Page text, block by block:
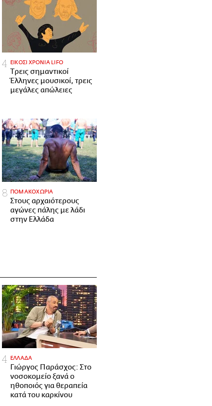
ΕΙΚΟΣΙ ΧΡΟΝΙΑ LIFO
Tρεις σημαντικοί
Έλληνες μουσικοί, τρεις
μεγάλες απώλειες
ΠΟΜΑΚΟΧΩΡΙΑ
Στους αρχαιότερους
αγώνες πάλης με λάδι
στην Ελλάδα
ΕΛΛΑΔΑ
Γιώργος Παράσχος: Στο
νοσοκομείο ξανά ο
ηθοποιός για θεραπεία
κατά του καρκίνου